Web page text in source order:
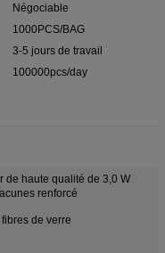
Négociable
1000PCS/BAG
3-5 jours de travail
100000pcs/day
de haute qualité de 3,0 W
renforcé
de verre